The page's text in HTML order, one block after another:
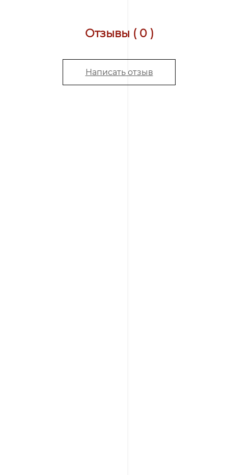
Отзывы ( 0 )
Написать отзыв